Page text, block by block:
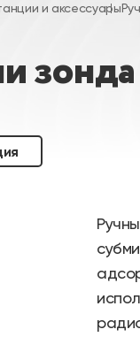
и аксессуары
зонда